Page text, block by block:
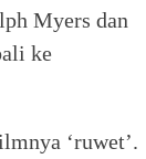
Myers dan
ke
‘ruwet’.